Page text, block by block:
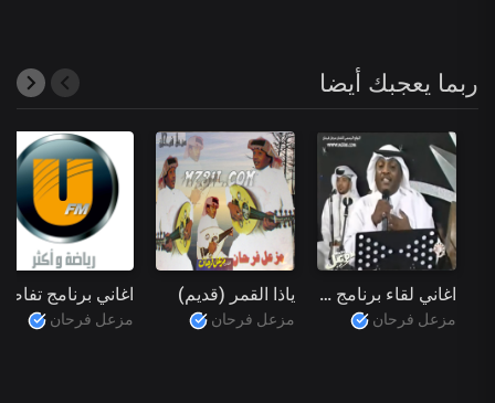
ربما يعجبك أيضا
مزعل فرحان
ياذا القمر (قديم)
مزعل فرحان
اغاني لقاء برنامج بين جيلين على قناة قطر 2009
مزعل فرحان